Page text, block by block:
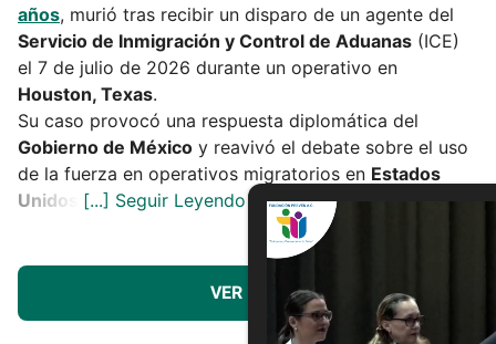
años, murió tras recibir un disparo de un agente del
Servicio de Inmigración y Control de Aduanas (ICE)
el 7 de julio de 2026 durante un operativo en
Houston, Texas.
Su caso provocó una respuesta diplomática del
Gobierno de México y reavivó el debate sobre el uso
de la fuerza en operativos migratorios en Estados
Unidos
VER MÁS